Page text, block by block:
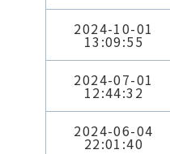
2024-10-01
13:09:55
2024-07-01
12:44:32
2024-06-04
22:01:40